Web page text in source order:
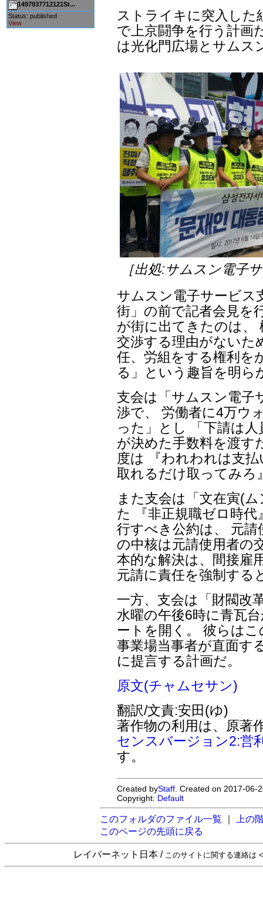
1497937712121St...
Status: published
View
ストライキに突入した
で上京闘争を行う計画
は光化門広場とサムス
［出処:サムスン電子
サムスン電子サービス
街」の前で記者会見を
が街に出てきたのは、
交渉する理由がないた
任、労組をする権利を
る」という趣旨を明ら
支会は「サムスン電子
渉で、 労働者に4万ウ
った」とし 「下請は
が決めた手数料を渡す
度は 『われわれは支
取れるだけ取ってみろ
また支会は「文在寅(
た 『非正規職ゼロ時
行すべき公約は、 元
の中核は元請使用者の
本的な解決は、間接雇
元請に責任を強制する
一方、支会は「財閥改
水曜の午後6時に青瓦
ートを開く。 彼らは
事業場当事者が直面す
に提言する計画だ。
原文(チャムセサン)
翻訳/文責:安田(ゆ)
著作物の利用は、原著
センスバージョン2:営
す。
Created byStaff . Created on 2017-
Copyright: Default
このフォルダのファイル一覧
上の
このページの先頭に戻る
レイバーネット日本 / このサイトに関する連絡は